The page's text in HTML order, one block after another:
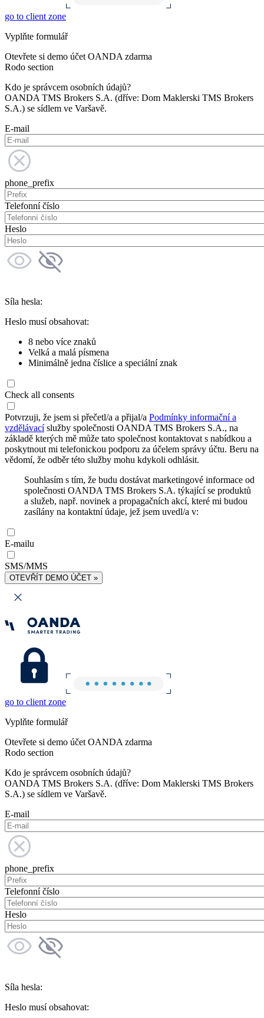
go to client zone
Vyplňte formulář
Otevřete si demo účet OANDA zdarma
Rodo section
Kdo je správcem osobních údajů?
OANDA TMS Brokers S.A. (dříve: Dom Maklerski TMS Brokers
S.A.) se sídlem ve Varšavě.
E-mail
phone_prefix
Telefonní číslo
Heslo
Síla hesla:
Heslo musí obsahovat:
8 nebo více znaků
Velká a malá písmena
Minimálně jedna číslice a speciální znak
Check all consents
Potvrzuji, že jsem si přečetl/a a přijal/a Podmínky informační a
vzdělávacíslužby společnosti OANDA TMS Brokers S.A., na
základě kterých mě může tato společnost kontaktovat s nabídkou a
poskytnout mi telefonickou podporu za účelem správy účtu. Beru na
vědomí, že odběr této služby mohu kdykoli odhlásit.
Souhlasím s tím, že budu dostávat marketingové informace od
společnosti OANDA TMS Brokers S.A. týkající se produktů
a služeb, např. novinek a propagačních akcí, které mi budou
zasílány na kontaktní údaje, jež jsem uvedl/a v:
E-mailu
SMS/MMS
OTEVŘÍT DEMO ÚČET »
go to client zone
Vyplňte formulář
Otevřete si demo účet OANDA zdarma
Rodo section
Kdo je správcem osobních údajů?
OANDA TMS Brokers S.A. (dříve: Dom Maklerski TMS Brokers
S.A.) se sídlem ve Varšavě.
E-mail
phone_prefix
Telefonní číslo
Heslo
Síla hesla:
Heslo musí obsahovat: